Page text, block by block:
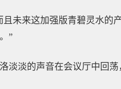
且未来这加强版青碧灵水的
”
淡淡的声音在会议厅中回荡